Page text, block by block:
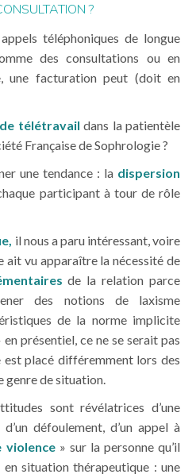
?
téléphoniques de longue
des consultations ou en
une facturation peut (doit en
télétravail dans la patientèle
Française de Sophrologie ?
une tendance : la dispersion
participant à tour de rôle
il nous a paru intéressant, voire
ait vu apparaître la nécessité de
de la relation parce
des notions de laxisme
de la norme implicite
présentiel, ce ne se serait pas
placé différemment lors des
genre de situation.
sont révélatrices d’une
défoulement, d’un appel à
violence» sur la personne qu’il
situation thérapeutique : une